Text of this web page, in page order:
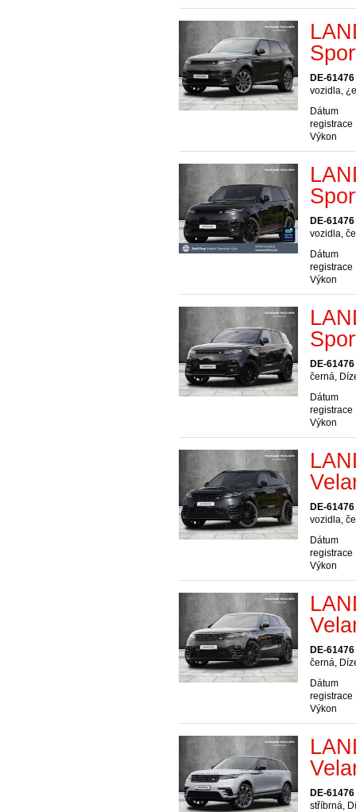
DE-
vozidla,
Dátum
registrace
Výkon
DE-
vozidla,
Dátum
registrace
Výkon
DE-
černá,
Dátum
registrace
Výkon
DE-
vozidla,
Dátum
registrace
Výkon
DE-
černá,
Dátum
registrace
Výkon
DE-
stříbrná,